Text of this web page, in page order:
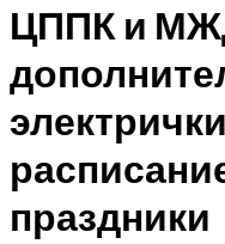
ЦППК и
праздники